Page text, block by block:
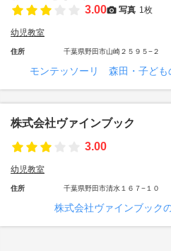
3.00 写真 1枚
幼児教室
住所 千葉県野田市山崎２５９５−２
モンテッソーリ 森田・子ども
株式会社ヴァインブック
3.00
幼児教室
住所 千葉県野田市清水１６７−１０
株式会社ヴァインブック